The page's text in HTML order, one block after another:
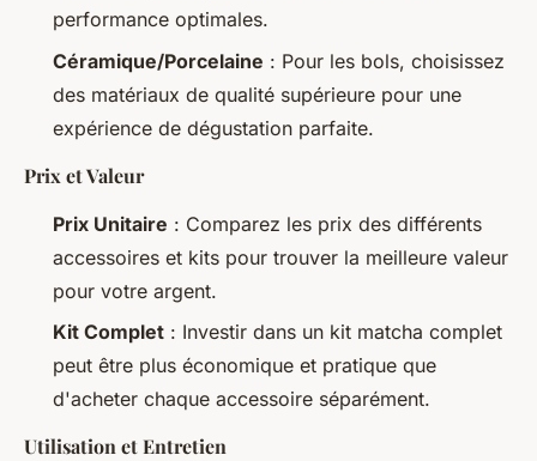
performance optimales.
Céramique/Porcelaine : Pour les bols, choisissez
des matériaux de qualité supérieure pour une
expérience de dégustation parfaite.
Prix et Valeur
Prix Unitaire : Comparez les prix des différents
accessoires et kits pour trouver la meilleure valeur
pour votre argent.
Kit Complet : Investir dans un kit matcha complet
peut être plus économique et pratique que
d'acheter chaque accessoire séparément.
Utilisation et Entretien